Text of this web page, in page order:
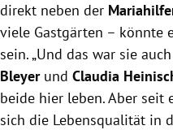
direkt neben der
viele Gastgärten – könnte
sein. „Und das war sie
Bleyerund Claudia
beide hier leben. Aber seit
sich die Lebensqualität in